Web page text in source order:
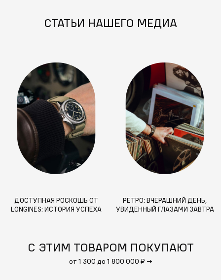
СТАТЬИ НАШЕГО МЕДИА
ДОСТУПНАЯ РОСКОШЬ ОТ
LONGINES: ИСТОРИЯ УСПЕХА
РЕТРО: ВЧЕРАШНИЙ ДЕНЬ,
УВИДЕННЫЙ ГЛАЗАМИ ЗАВТРА
С ЭТИМ ТОВАРОМ ПОКУПАЮТ
от 1 300 до 1 800 000 ₽ →